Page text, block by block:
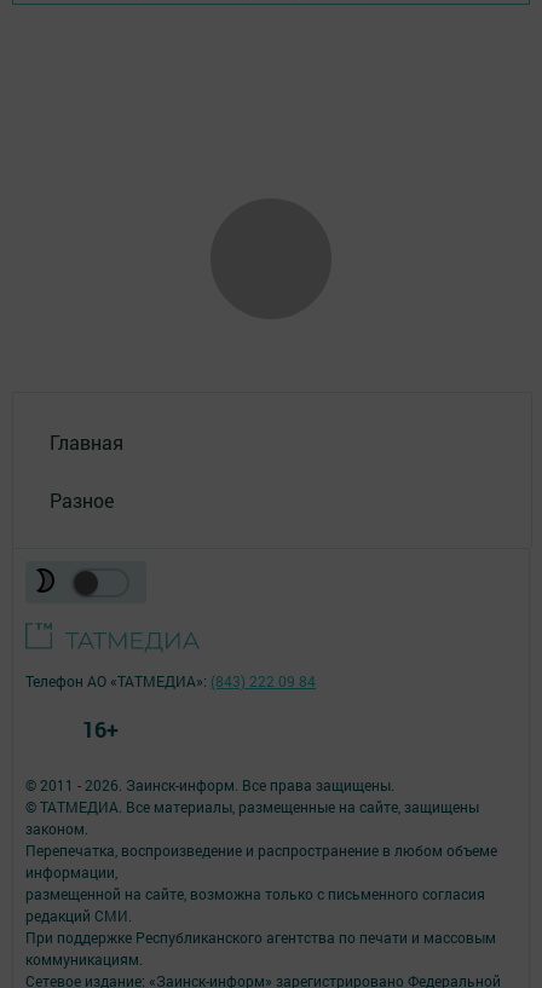
Главная
Разное
© 2011 - 2026. Заинск-информ. Все права защищены.
© ТАТМЕДИА. Все материалы, размещенные на сайте, защищены
законом.
Перепечатка, воспроизведение и распространение в любом объеме
информации,
размещенной на сайте, возможна только с письменного согласия
редакций СМИ.
При поддержке Республиканского агентства по печати и массовым
коммуникациям.
Сетевое издание: «Заинск-информ» зарегистрировано Федеральной
Телефон АО «ТАТМЕДИА»: (843) 222 09 84
16+